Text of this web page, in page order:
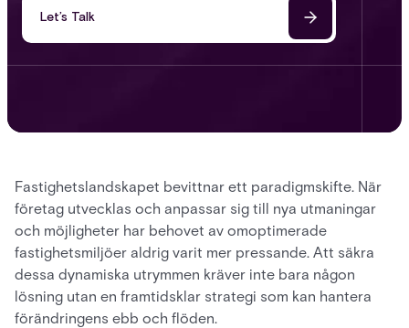
Let’s Talk
Fastighetslandskapet bevittnar ett paradigmskifte. När
företag utvecklas och anpassar sig till nya utmaningar
och möjligheter har behovet av omoptimerade
fastighetsmiljöer aldrig varit mer pressande. Att säkra
dessa dynamiska utrymmen kräver inte bara någon
lösning utan en framtidsklar strategi som kan hantera
förändringens ebb och flöden.